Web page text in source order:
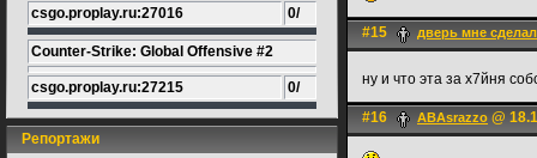
csgo.proplay.ru:27016 0/
Counter-Strike: Global Offensive #2
csgo.proplay.ru:27215 0/
Репортажи
#15 дверь мне сделал
ну и что эта за х7йня
#16 ABAsrazzo @